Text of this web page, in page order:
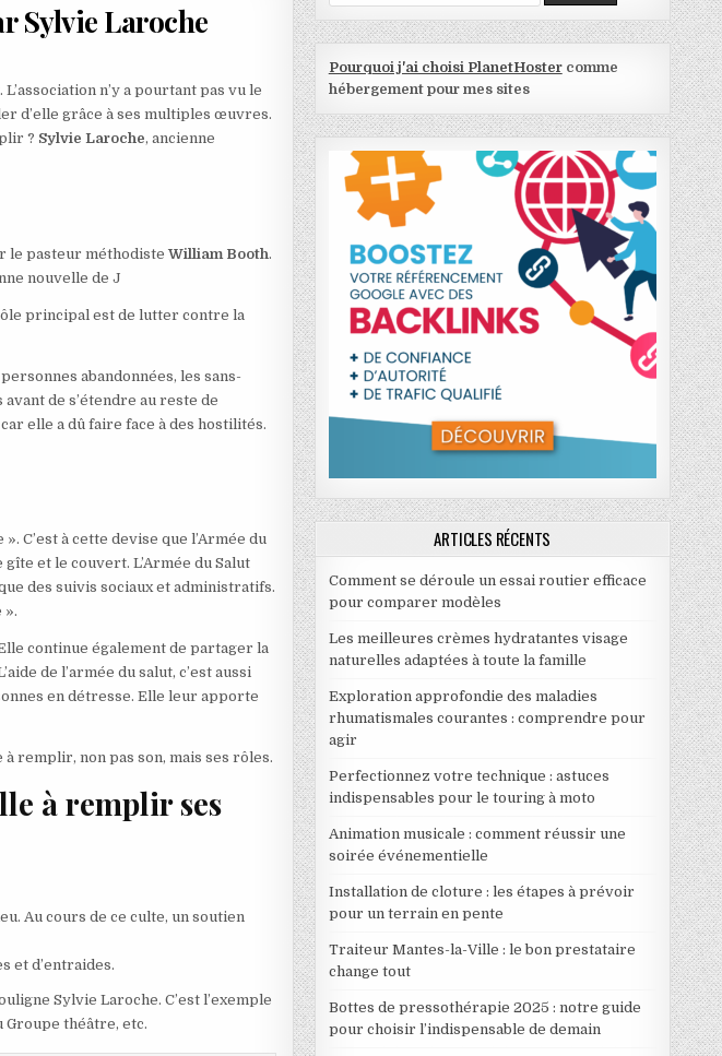
Sylvie Laroche
DE L’ARMÉE DU SALUT DU HAVRE DÉCRYPTÉ PAR SYLVIE LAROCHE
L’association n’y a pourtant pas vu le
d’elle grâce à ses multiples œuvres.
? Sylvie Laroche, ancienne
le pasteur méthodisteWilliam Booth.
nouvelle de J
principal est de lutter contre la
abandonnées, les sans-
de s’étendre au reste de
elle a dû faire face à des hostilités.
C’est à cette devise que l’Armée du
et le couvert. L’Armée du Salut
des suivis sociaux et administratifs.
».
continue également de partager la
de l’armée du salut, c’est aussi
en détresse. Elle leur apporte
remplir, non pas son, mais ses rôles.
à remplir ses
Au cours de ce culte, un soutien
et d’entraides.
Sylvie Laroche. C’est l’exemple
Groupe théâtre, etc.
Pourquoi j'ai choisi PlanetHostercomme
hébergement pour mes sites
ARTICLES RÉCENTS
Comment se déroule un essai routier efficace
pour comparer modèles
Les meilleures crèmes hydratantes visage
naturelles adaptées à toute la famille
Exploration approfondie des maladies
rhumatismales courantes : comprendre pour
agir
Perfectionnez votre technique : astuces
indispensables pour le touring à moto
Animation musicale : comment réussir une
soirée événementielle
Installation de cloture : les étapes à prévoir
pour un terrain en pente
Traiteur Mantes-la-Ville : le bon prestataire
change tout
Bottes de pressothérapie 2025 : notre guide
pour choisir l’indispensable de demain